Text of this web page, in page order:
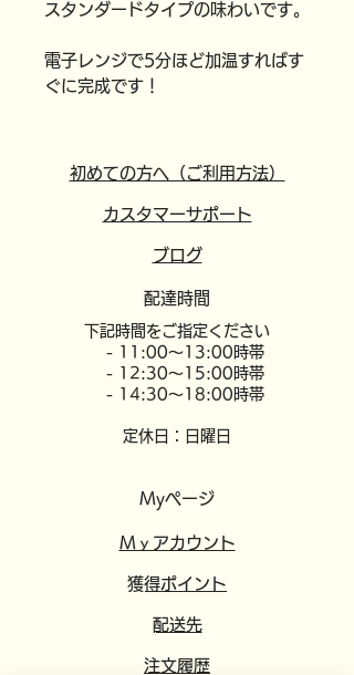
スタンダードタイプの味わいです。
電子レンジで5分ほど加温すればす
ぐに完成です！
初めての方へ（ご利用方法）
カスタマーサポート
​ブログ
配達時間
​下記時間をご指定ください
- 11:00～13:00時帯
- 12:30～15:00時帯
- 14:30～18:00時帯
定休日：日曜日
Myページ
​​Mｙアカウント
​獲得ポイント
​配送先
注文履歴